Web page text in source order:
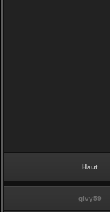
Haut
givy59